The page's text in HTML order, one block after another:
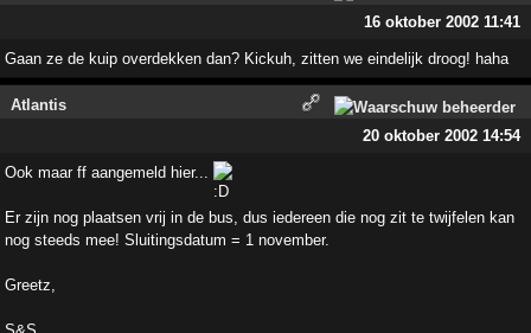
16 oktober 2002 11:41
Gaan ze de kuip overdekken dan? Kickuh, zitten we eindelijk droog! haha
Atlantis
20 oktober 2002 14:54
Ook maar ff aangemeld hier...
Er zijn nog plaatsen vrij in de bus, dus iedereen die nog zit te twijfelen kan
nog steeds mee! Sluitingsdatum = 1 november.
Greetz,